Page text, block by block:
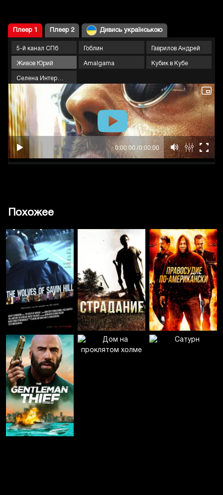
Плеер 1 Плеер 2 Дивись українською
5-й канал СПб Гоблин Гаврилов Андрей
Живов Юрий Amalgama Кубик в Кубе
Похожее